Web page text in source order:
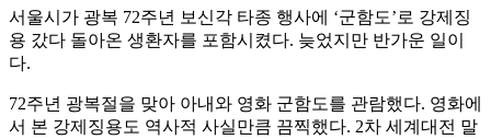
서울시가 광복 72주년 보신각 타종 행사에 ‘군함도’로 강제징
용 갔다 돌아온 생환자를 포함시켰다. 늦었지만 반가운 일이
다.
72주년 광복절을 맞아 아내와 영화 군함도를 관람했다. 영화에
서 본 강제징용도 역사적 사실만큼 끔찍했다. 2차 세계대전 말